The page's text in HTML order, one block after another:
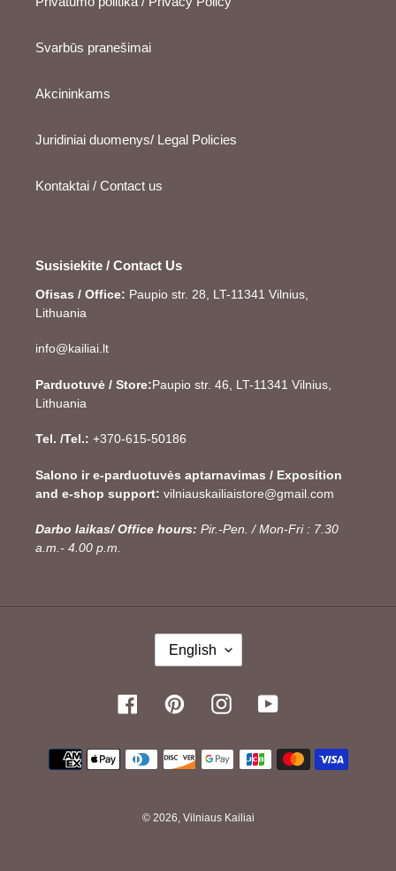
Svarbūs pranešimai
Akcininkams
Juridiniai duomenys/ Legal Policies
Kontaktai / Contact us
Susisiekite / Contact Us
Ofisas / Office: Paupio str. 28, LT-11341 Vilnius,
Lithuania
info@kailiai.lt
Parduotuvė / Store:Paupio str. 46, LT-11341 Vilnius,
Lithuania
Tel. /Tel.: +370-615-50186
Salono ir e-parduotuvės aptarnavimas / Exposition
and e-shop support: vilniauskailiaistore@gmail.com
Darbo laikas/ Office hours: Pir.-Pen. / Mon-Fri : 7.30
a.m.- 4.00 p.m.
G
U
G
E
English
FacebookPinterestInstagramYouTube
Payment
methods
© 2026, Vilniaus Kailiai